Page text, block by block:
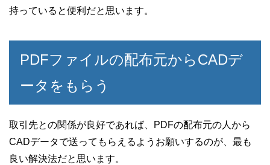
持っていると便利だと思います。
PDFファイルの配布元からCADデ
ータをもらう
取引先との関係が良好であれば、PDFの配布元の人から
CADデータで送ってもらえるようお願いするのが、最も
良い解決法だと思います。